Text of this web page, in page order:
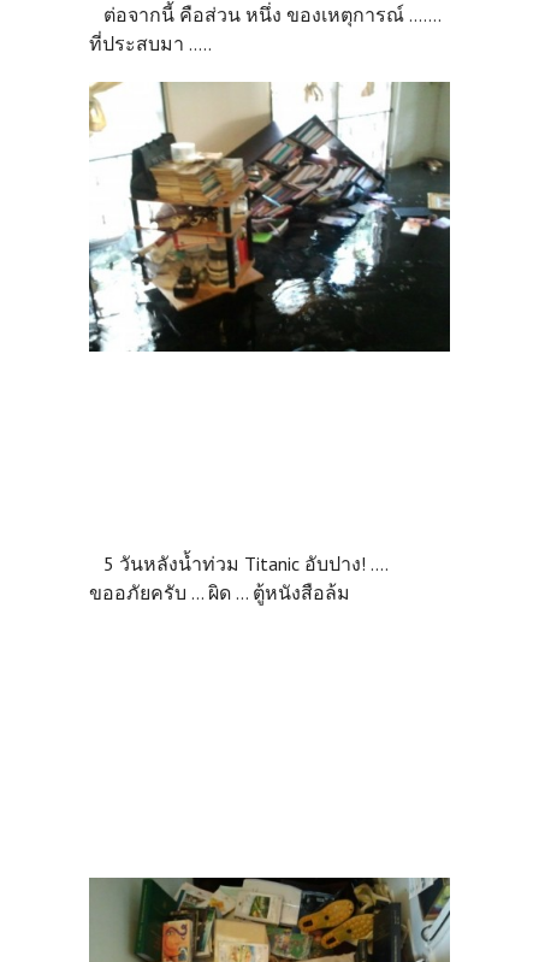
ต่อจากนี้ คือส่วน หนึ่ง ของเหตุการณ์ .......
ที่ประสบมา .....
5 วันหลังน้ำท่วม Titanic อับปาง! ....
ขออภัยครับ ... ผิด ... ตู้หนังสือล้ม